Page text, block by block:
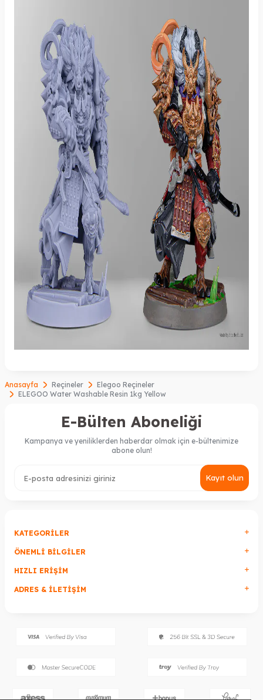
Anasayfa Reçineler
Elegoo Reçineler
ELEGOO Water Washable Resin 1kg Yellow
E-Bülten Aboneliği
Kampanya ve yeniliklerden haberdar olmak için e-bültenimize
abone olun!
Kayıt olun
KATEGORILER
ÖNEMLI BILGILER
HIZLI ERIŞIM
ADRES & İLETIŞIM